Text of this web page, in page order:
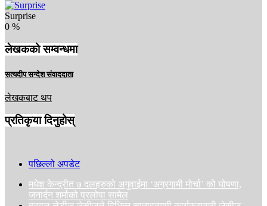
Surprise
0 %
लेखकको सम्वन्धमा
सत्यदीप सन्देश संवाददाता
लेखकबाट थप
प्रतिकृया दिनुहोस्
पछिल्लो अपडेट
मधेश केन्द्रीत ७ दलहरुको अगुवाईमा ‘अग्रगामी मोर्चा’ को घोषणा,
जनार्दन शर्माको प्रलोपा सामेल